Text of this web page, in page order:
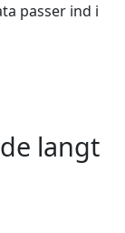
passer ind i
langt